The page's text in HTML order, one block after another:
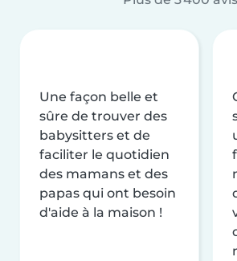
Une façon belle et
sûre de trouver des
babysitters et de
faciliter le quotidien
des mamans et des
papas qui ont besoin
d'aide à la maison !